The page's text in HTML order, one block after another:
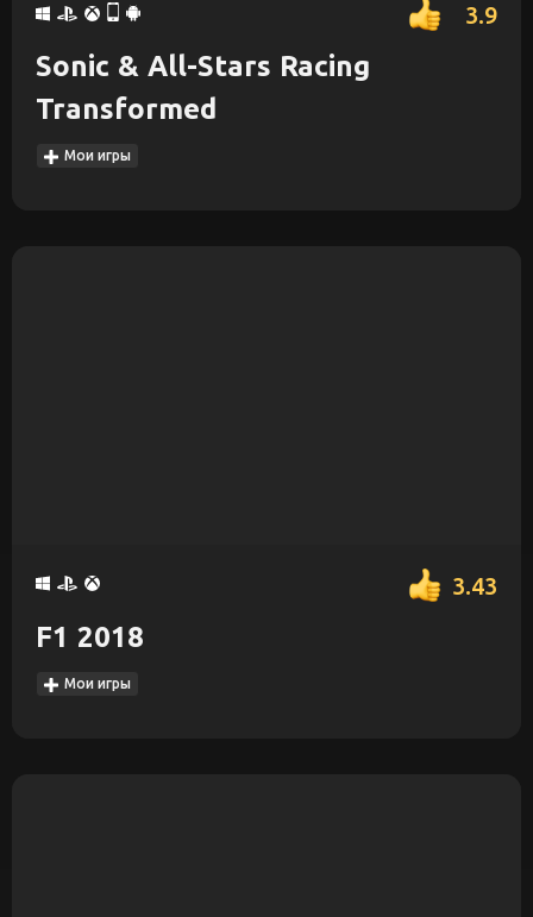
3.9
Sonic & All-Stars Racing
Transformed
Мои игры
3.43
F1 2018
Мои игры